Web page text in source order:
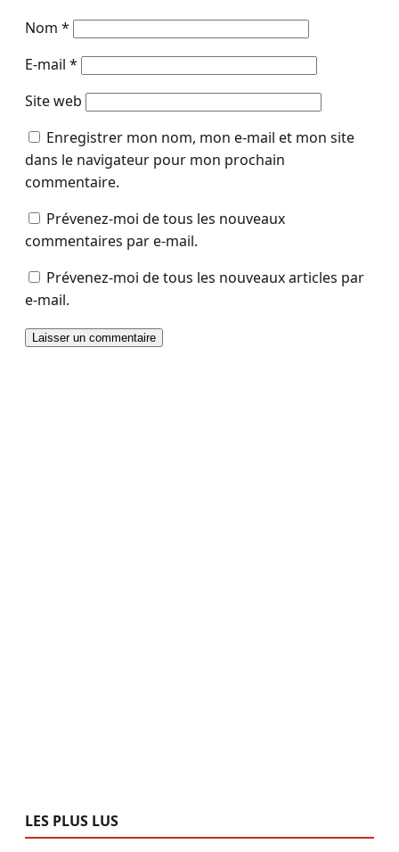
Nom *
E-mail *
Site web
Enregistrer mon nom, mon e-mail et mon site
dans le navigateur pour mon prochain
commentaire.
Prévenez-moi de tous les nouveaux
commentaires par e-mail.
Prévenez-moi de tous les nouveaux articles par
e-mail.
LES PLUS LUS